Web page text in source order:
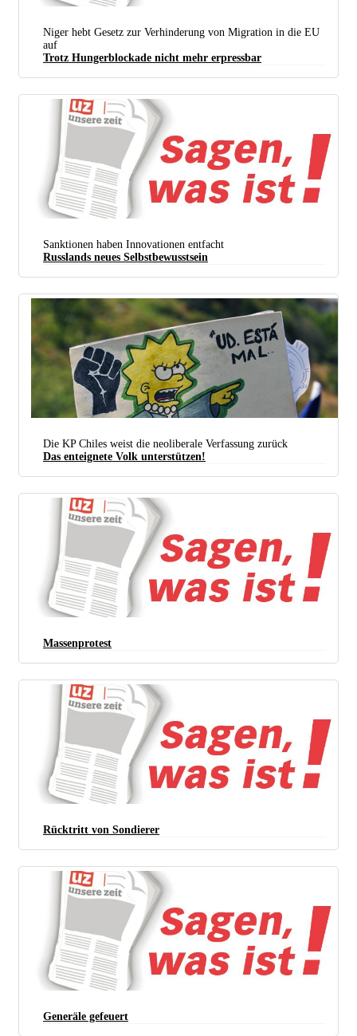
Niger hebt Gesetz zur Verhinderung von Migration in die EU
auf
Trotz Hungerblockade nicht mehr erpressbar
Sanktionen haben Innovationen entfacht
Russlands neues Selbstbewusstsein
Dieses ganze verdammte System ist falsch! – Plakat auf einer Demonstration in Chile für eine
vernünftige Verfassung. Die Erfüllung dieses Wunsches ist in weite Ferne gerückt. (Foto:
Vivian
CC BY 2.0 Deed / Bearb.: UZ)
Die KP Chiles weist die neoliberale Verfassung zurück
Das enteignete Volk unterstützen!
Massenprotest
Rücktritt von Sondierer
Generäle gefeuert